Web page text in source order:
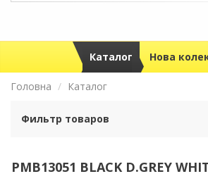
Каталог Нова
Головна Каталог
Фильтр товаров
PMB13051 BLACK D.GREY